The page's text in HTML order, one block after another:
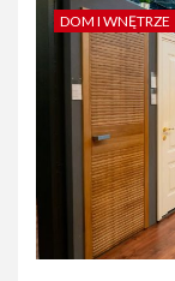
DOM I WNĘTRZE